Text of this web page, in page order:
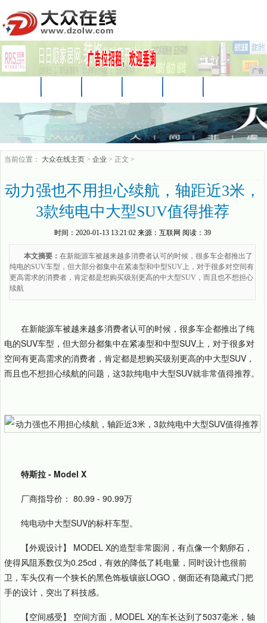
广告
企业 游戏
当前位置： 大众在线主页 > 企业 > 正文 >
动力强也不用担心续航，轴距近3米，
3款纯电中大型SUV值得推荐
时间： 2020-01-13 13:21:02来源： 互联网 阅读：39
本文摘要： 在新能源车被越来越多消费者认可的时候，很多车企都推出了
纯电的SUV车型，但大部分都集中在紧凑型和中型SUV上，对于很多对空间有
更高需求的消费者，肯定都是想购买级别更高的中大型SUV，而且也不想担心
续航
在新能源车被越来越多消费者认可的时候，很多车企都推出了纯
电的SUV车型，但大部分都集中在紧凑型和中型SUV上，对于很多对
空间有更高需求的消费者，肯定都是想购买级别更高的中大型SUV，
而且也不想担心续航的问题，这3款纯电中大型SUV就非常值得推荐。
特斯拉 - Model X
厂商指导价： 80.99 - 90.99万
纯电动中大型SUV的标杆车型。
【外观设计】 MODEL X的造型非常圆润，有点像一个鹅卵石，
使得风阻系数仅为0.25cd，有效的降低了耗电量，同时设计也很前
卫，车头仅有一个狭长的黑色饰板镶嵌LOGO，侧面还有隐藏式门把
手的设计，突出了科技感。
【空间感受】 空间方面，MODEL X的车长达到了5037毫米，轴